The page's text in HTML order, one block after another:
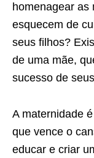
homenagear as
esquecem de
seus filhos?
de uma mãe,
sucesso de
A maternidade
que vence o
educar e criar